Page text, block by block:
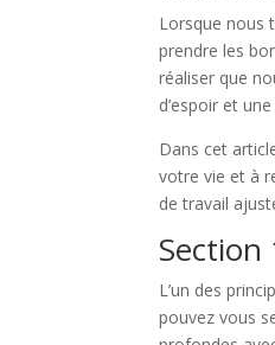
Lorsque nous
prendre les
réaliser que
d’espoir et
Dans cet
votre vie et à
de travail
L’un des
pouvez vous